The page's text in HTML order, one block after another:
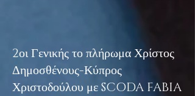
2οι Γενικής το πλήρωμα Χρίστος
Δημοσθένους-Κύπρος
Χριστοδούλου με SCODA FABIA